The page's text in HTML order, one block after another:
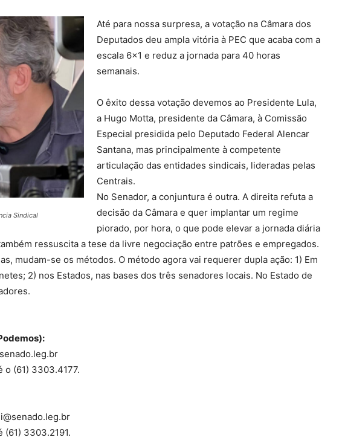
Sindical
Até para nossa surpresa, a votação na Câmara dos
Deputados deu ampla vitória à PEC que acaba com a
escala 6×1 e reduz a jornada para 40 horas
semanais.
O êxito dessa votação devemos ao Presidente Lula,
a Hugo Motta, presidente da Câmara, à Comissão
Especial presidida pelo Deputado Federal Alencar
Santana, mas principalmente à competente
articulação das entidades sindicais, lideradas pelas
Centrais.
No Senador, a conjuntura é outra. A direita refuta a
decisão da Câmara e quer implantar um regime
piorado, por hora, o que pode elevar a jornada diária
ressuscita a tese da livre negociação entre patrões e empregados.
mudam-se os métodos. O método agora vai requerer dupla ação: 1) Em
2) nos Estados, nas bases dos três senadores locais. No Estado de
o (61) 3303.4177.
(61) 3303.2191.